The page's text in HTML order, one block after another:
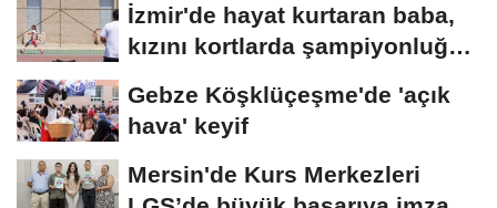
İzmir'de hayat kurtaran baba,
kızını kortlarda şampiyonluğa
Gebze Köşklüçeşme'de 'açık
hava' keyif
Mersin'de Kurs Merkezleri